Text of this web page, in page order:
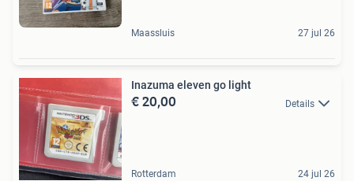
Maassluis 27 jul 26
Inazuma eleven go light
€ 20,00 Details
Rotterdam 24 jul 26